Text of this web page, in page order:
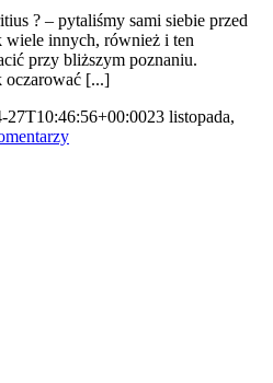
? – pytaliśmy sami siebie przed
wiele innych, również i ten
przy bliższym poznaniu.
oczarować [...]
27T10:46:56+00:0023 listopada,